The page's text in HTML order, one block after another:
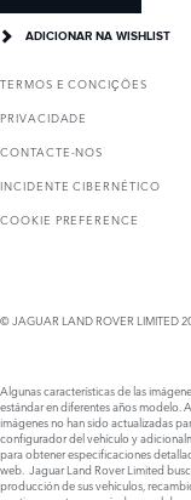
ADICIONAR NA WISHLIST
TERMOS E CONCIҪÕES
PRIVACIDADE
CONTACTE-NOS
INCIDENTE CIBERNÉTICO
COOKIE PREFERENCE
© JAGUAR LAND ROVER LIMITED
Algunas características de las
estándar en diferentes años modelo.
imágenes no han sido actualizadas
configurador del vehículo y
para obtener especificaciones
web. Jaguar Land Rover Limited
producción de sus vehículos,